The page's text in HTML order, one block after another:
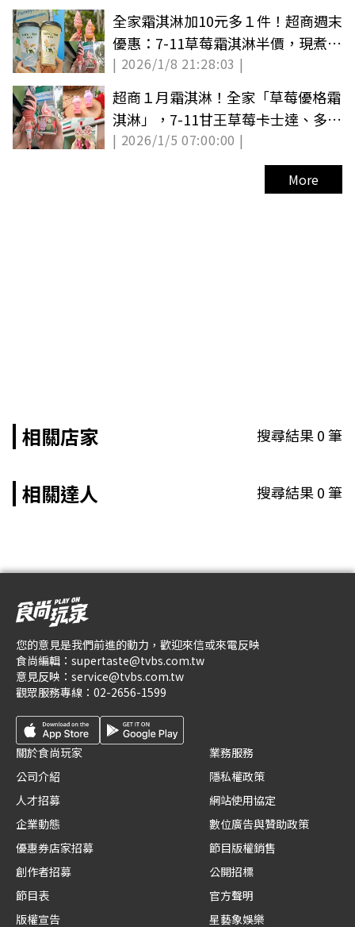
全家霜淇淋加10元多１件！超商週末
優惠：7-11草莓霜淇淋半價，現煮茶
10元喝
| 2026/1/8 21:28:03 |
超商１月霜淇淋！全家「草莓優格霜
淇淋」，7-11甘王草莓卡士達、多力
多滋皮蛋
| 2026/1/5 07:00:00 |
More
相關店家 搜尋結果0筆
相關達人 搜尋結果0筆
您的意見是我們前進的動力，歡迎來信或來電反映
食尚編輯： supertaste@tvbs.com.tw
意見反映： service@tvbs.com.tw
觀眾服務專線： 02-2656-1599
關於食尚玩家
公司介紹
人才招募
企業動態
優惠券店家招募
創作者招募
節目表
版權宣告
業務服務
隱私權政策
網站使用協定
數位廣告與贊助政策
節目版權銷售
公開招標
官方聲明
星藝象娛樂